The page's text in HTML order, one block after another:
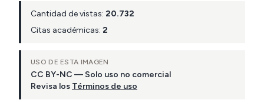
Cantidad de vistas: 20.732
Citas académicas: 2
USO DE ESTA IMAGEN
CC BY-NC — Solo uso no comercial
Revisa los Términos de uso